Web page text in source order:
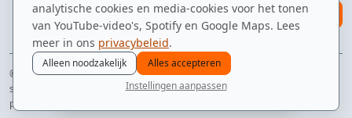
analytische cookies en media-cookies voor het tonen
van YouTube-video's, Spotify en Google Maps. Lees
meer in ons privacybeleid.
Alleen noodzakelijk
Alles accepteren
Instellingen aanpassen
aanmelden
© 2010–2026 badmintonline.nl · al 15+ jaar de constante factor in je
sporttas
privacy
spelers ranglijst zomer